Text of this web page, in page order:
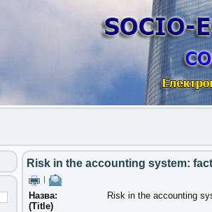
Risk in the accounting system:
Назва:
(Title)
Risk in the accounting